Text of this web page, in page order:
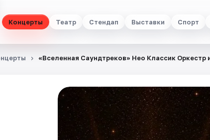
Концерты Театр Стендап Выставки Спорт
«Вселенная Саундтреков» Нео Классик Оркестр